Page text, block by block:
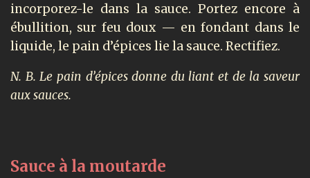
incorporez-le dans la sauce. Portez encore à
ébullition, sur feu doux — en fondant dans le
liquide, le pain d’épices lie la sauce. Rectifiez.
N. B. Le pain d’épices donne du liant et de la saveur
aux sauces.
Sauce à la moutarde